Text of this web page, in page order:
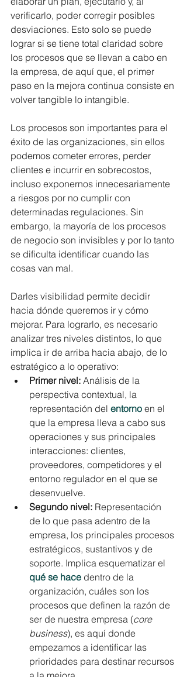
verificarlo, poder corregir posibles
desviaciones. Esto solo se puede
lograr si se tiene total claridad sobre
los procesos que se llevan a cabo en
la empresa, de aquí que, el primer
paso en la mejora continua consiste en
volver tangible lo intangible.
Los procesos son importantes para el
éxito de las organizaciones, sin ellos
podemos cometer errores, perder
clientes e incurrir en sobrecostos,
incluso exponernos innecesariamente
a riesgos por no cumplir con
determinadas regulaciones. Sin
embargo, la mayoría de los procesos
de negocio son invisibles y por lo tanto
se dificulta identificar cuando las
cosas van mal.
Darles visibilidad permite decidir
hacia dónde queremos ir y cómo
mejorar. Para lograrlo, es necesario
analizar tres niveles distintos, lo que
implica ir de arriba hacia abajo, de lo
estratégico a lo operativo:
Primer nivel: Análisis de la
perspectiva contextual, la
representación del entorno en el
que la empresa lleva a cabo sus
operaciones y sus principales
interacciones: clientes,
proveedores, competidores y el
entorno regulador en el que se
desenvuelve.
Segundo nivel: Representación
de lo que pasa adentro de la
empresa, los principales procesos
estratégicos, sustantivos y de
soporte. Implica esquematizar el
qué se hace dentro de la
organización, cuáles son los
procesos que definen la razón de
ser de nuestra empresa (core
business), es aquí donde
empezamos a identificar las
prioridades para destinar recursos